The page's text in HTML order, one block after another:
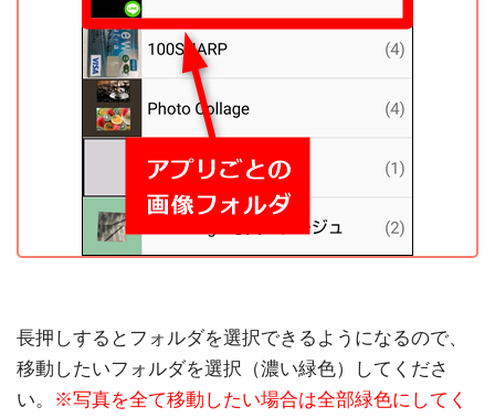
長押しするとフォルダを選択できるようになるので、
移動したいフォルダを選択（濃い緑色）してくださ
い。
※写真を全て移動したい場合は全部緑色にしてく